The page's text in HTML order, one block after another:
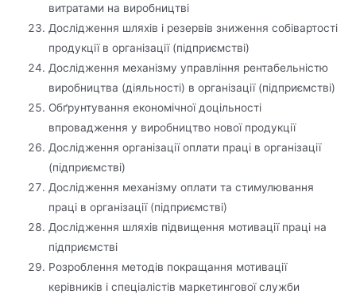
витратами на виробництві
Дослідження шляхів і резервів зниження собівартості
продукції в організації (підприємстві)
Дослідження механізму управління рентабельністю
виробництва (діяльності) в організації (підприємстві)
Обґрунтування економічної доцільності
впровадження у виробництво нової продукції
Дослідження організації оплати праці в організації
(підприємстві)
Дослідження механізму оплати та стимулювання
праці в організації (підприємстві)
Дослідження шляхів підвищення мотивації праці на
підприємстві
Розроблення методів покращання мотивації
керівників і спеціалістів маркетингової служби